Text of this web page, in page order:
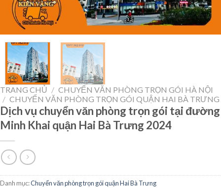
TRANG CHỦ / CHUYỂN VĂN PHÒNG TRỌN GÓI HÀ NỘI
/ CHUYỂN VĂN PHÒNG TRỌN GÓI QUẬN HAI BÀ TRƯNG
Dịch vụ chuyển văn phòng trọn gói tại đường
Minh Khai quận Hai Bà Trưng 2024
Danh mục:Chuyển văn phòng trọn gói quận Hai Bà Trưng